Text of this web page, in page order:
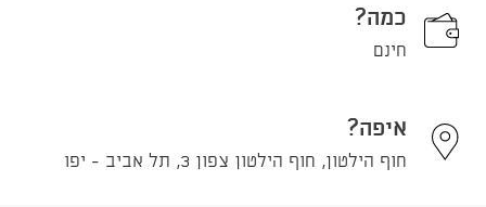
כמה?
חינם
איפה?
חוף הילטון, חוף הילטון צפון 3, תל אביב - יפו